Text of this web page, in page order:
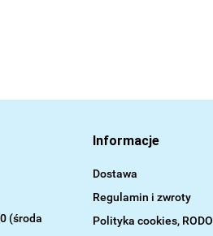
(środa
Informacje
Dostawa
Regulamin i zwroty
Polityka cookies, RODO